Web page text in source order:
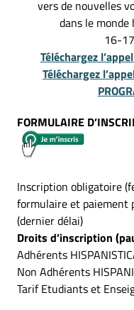
vers de nouvelles
dans le
16-
Téléchargez
Téléchargez
FORMULAIRE
Inscription obligatoire
formulaire et paiement
(dernier délai)
Droits d’inscription
Adhérents
Non Adhérents
Tarif Etudiants et